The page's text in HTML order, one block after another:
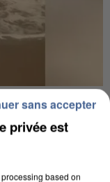
PAR UNE
privée est
based on
sans accepter